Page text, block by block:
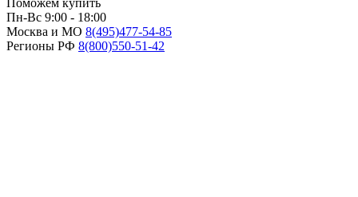
Поможем купить
Пн-Вс 9:00 - 18:00
Москва и МО 8(495)477-54-85
Регионы РФ 8(800)550-51-42